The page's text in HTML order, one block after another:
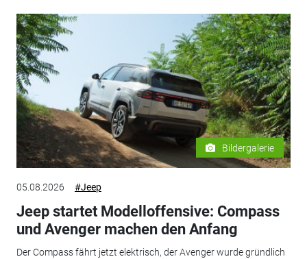
Bildergalerie
05.08.2026 #Jeep
Jeep startet Modelloffensive: Compass
und Avenger machen den Anfang
Der Compass fährt jetzt elektrisch, der Avenger wurde gründlich